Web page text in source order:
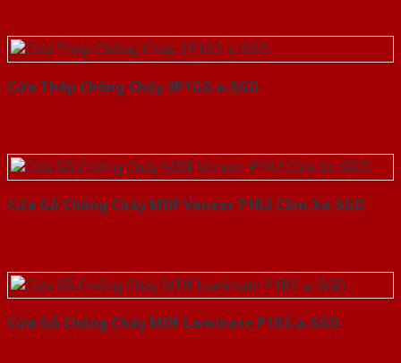
Cửa Thép Chống Cháy 2P1G2-a-SGD
Cửa Gỗ Chống Cháy MDF Veneer P1R2 Căm Xe-SGD
Cửa Gỗ Chống Cháy MDF Laminate P1R2-a-SGD